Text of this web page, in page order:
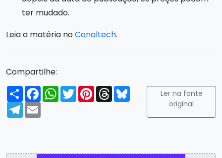
ter mudado.
Leia a matéria noCanaltech.
Compartilhe:
Compartilhar
FacebookWhatsApp
TwitterPinterest
ThreadsBluesky
Telegram
Email
Ler na fonte
original